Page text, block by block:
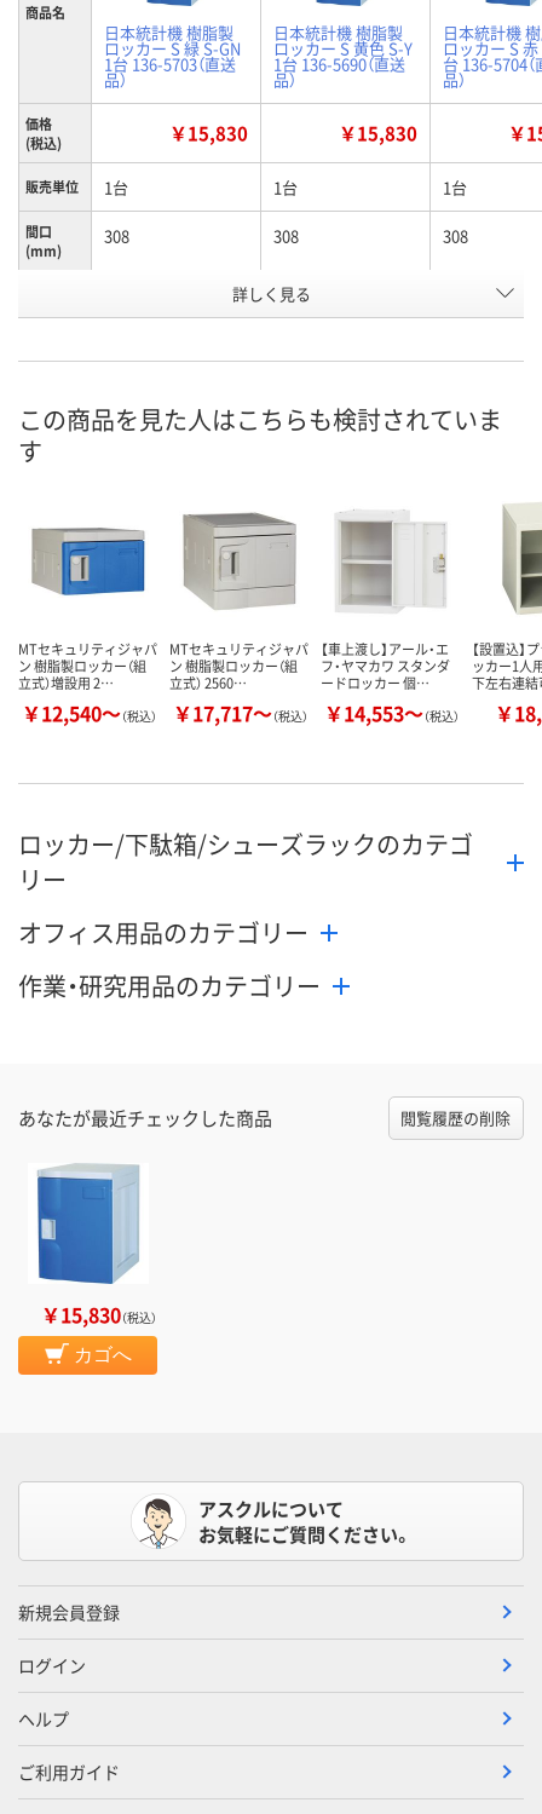
商品名
日本統計機 樹脂製
ロッカー S 緑 S-GN
1台 136-5703（直送
品）
日本統計機 樹脂製
ロッカー S 黄色 S-Y
1台 136-5690（直送
品）
日本統計機
ロッカー S 赤
台 136-5704（
品）
価格
(税込)
￥15,830 ￥15,830 ￥
販売単位 1台 1台 1台
間口
(mm)
308 308 308
ABS樹脂、HIPS樹脂 ABS樹脂、HIPS樹脂 ABS樹脂、
号
お届け日
カゴへ カゴへ カ
詳しく見る
この商品を見た人はこちらも検討されていま
す
MTセキュリティジャパ
ン 樹脂製ロッカー（組
立式）増設用 2…
￥12,540～（税込）
MTセキュリティジャパ
ン 樹脂製ロッカー（組
立式） 2560…
￥17,717～（税込）
【車上渡し】アール・エ
フ・ヤマカワ スタンダ
ードロッカー 個…
￥14,553～（税込）
【設置込】
ッカー1人
下左右連
￥
ロッカー/下駄箱/シューズラックのカテゴ
リー
オフィス用品のカテゴリー
作業・研究用品のカテゴリー
あなたが最近チェックした商品 閲覧履歴の削除
￥15,830（税込）
カゴへ
アスクルについて
お気軽にご質問ください。
新規会員登録
ログイン
ヘルプ
ご利用ガイド